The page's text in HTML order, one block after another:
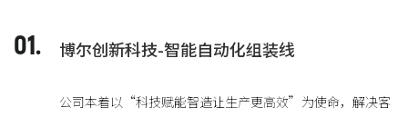
01. 博尔创新科技-智能自动化组装线
公司本着以“科技赋能智造让生产更高效”为使命，解决客